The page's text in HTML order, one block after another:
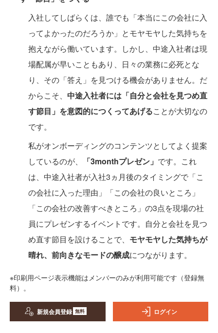
入社してしばらくは、誰でも「本当にこの会社に入
ってよかったのだろうか」とモヤモヤした気持ちを
抱えながら働いています。しかし、中途入社者は現
場配属が早いこともあり、日々の業務に必死とな
り、その「答え」を見つける機会がありません。だ
からこそ、 中途入社者には「自分と会社を見つめ直
す節目」を意図的につくってあげることが大切なの
です。
私がオンボーディングのコンテンツとしてよく提案
しているのが、
「3monthプレゼン」 です。これ
は、中途入社者が入社3ヵ月後のタイミングで「こ
の会社に入った理由」「この会社の良いところ」
「この会社の改善すべきところ」の3点を現場の社
員にプレゼンするイベントです。自分と会社を見つ
め直す節目を設けることで、 モヤモヤした気持ちが
晴れ、前向きなモードの醸成につながります。
※印刷用ページ表示機能はメンバーのみが利用可能です（登録無
料）。
新規会員登録 無料 ログイン